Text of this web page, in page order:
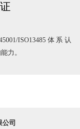
ISO13485体系认
力。
司